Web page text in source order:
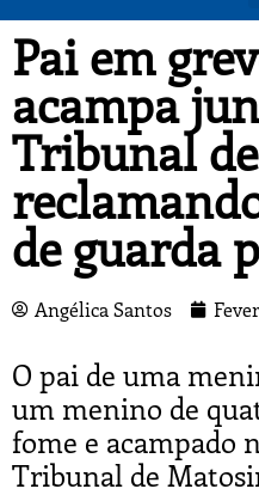
Pai em
acampa
Tribunal
de guarda
Angélica Santos
O pai de uma
um menino de
fome e acampado
Tribunal de